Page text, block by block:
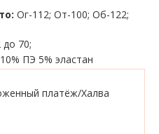
Ог-112; От-100; Об-122;
до 70;
10% ПЭ 5% эластан
платёж/Халва